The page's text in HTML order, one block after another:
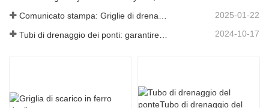
Comunicato stampa: Griglie di drenaggio innovative ad alta resistenza: migliorano la sicurezza e l'efficienza delle infrastrutture urbane 2025-01-22
2024-10-17